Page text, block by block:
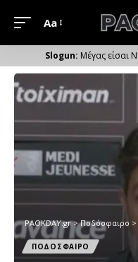
Μέγεθος
Γραμματοσειράς
Aa
Μέγας είσαι
PAOKDAY.gr>Ποδόσφαιρο >
ΠΟΔΟΣΦΑΙΡΟ